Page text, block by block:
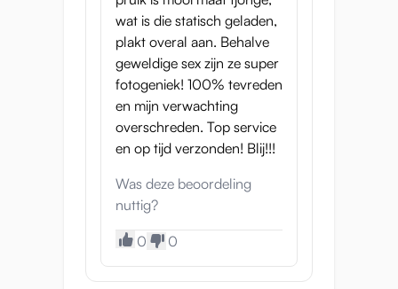
wat is die statisch geladen,
plakt overal aan. Behalve
geweldige sex zijn ze super
fotogeniek! 100% tevreden
en mijn verwachting
overschreden. Top service
en op tijd verzonden! Blij!!!
Was deze beoordeling
nuttig?
0 0